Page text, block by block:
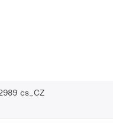
cs_CZ